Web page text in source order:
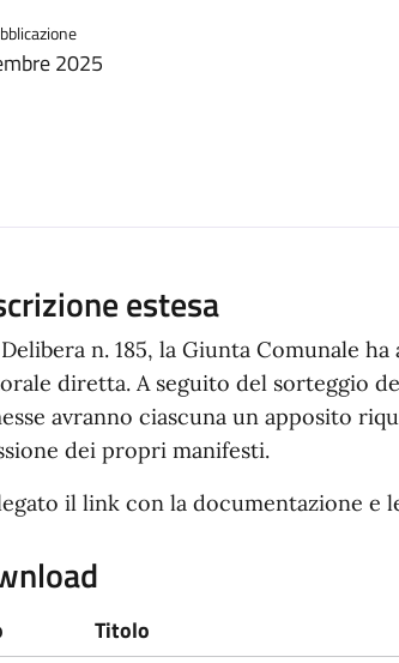
2025
estesa
n. 185, la Giunta Comunale
diretta. A seguito del sorteggio
avranno ciascuna un apposito
dei propri manifesti.
il link con la documentazione e
Titolo